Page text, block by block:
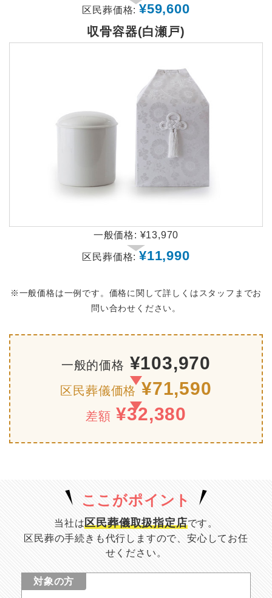
区民葬価格: ¥59,600
収骨容器(白瀬戸)
一般価格: ¥13,970
区民葬価格: ¥11,990
※一般価格は一例です。価格に関して詳しくはスタッフまでお
問い合わせください。
一般的価格 ¥103,970
区民葬儀価格¥71,590
差額 ¥32,380
ここがポイント
当社は区民葬儀取扱指定店です。
区民葬の手続きも代行しますので、安心してお任
せください。
対象の方